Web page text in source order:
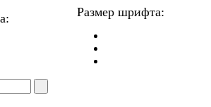
Размер шрифта: